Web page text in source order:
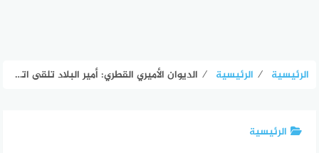
الرئيسية ⁄ الرئيسية ⁄ الديوان الأميري القطري: أمير البلاد تلقى اتصالاً من الرئيس ترامب وأكد تضامنه مع دولة قطر وإدانته الشديدة للاعتداء على سيادتها
الرئيسية